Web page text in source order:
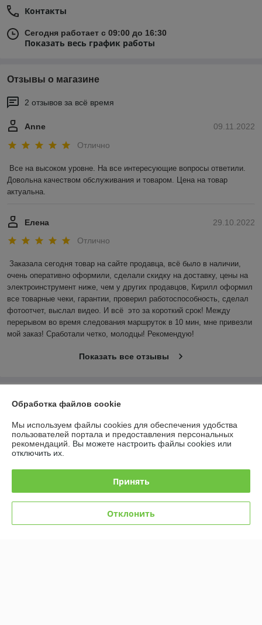
Контакты
Сегодня работает с 09:00 до 16:30
Показать весь график работы
Отзывы о магазине
2 отзывов за всё время
09.11.2022
Anne
Отлично
Все на высоком уровне. На все интересующие вопросы ответили.
Довольна качеством обслуживания и товаром. Цена на товар
актуальна.
29.10.2022
Елена
Отлично
Заказала сегодня товар на сайте продавца, всё было в наличии,
очень оперативно оформили, сделали скидку на доставку, цены на
электроинструмент ниже, чем у других продавцов, Кирилл оформил
все товарные чеки, гарантии, проверил работоспособность, сделал
фотоотчет, выслал видео. И всё  это за короткий срок! Между
перерывом во время следования маршруток в 10 мин, мне привезли
мой заказ! Сработали четко, молодцы! Рекомендую!
Показать все отзывы
Контакты
Доставка и оплата
Обработка файлов cookie
Мы используем файлы cookies для обеспечения удобства
пользователей портала и предоставления персональных
рекомендаций. Вы можете настроить файлы cookies или
отключить их.
Принять
Отклонить